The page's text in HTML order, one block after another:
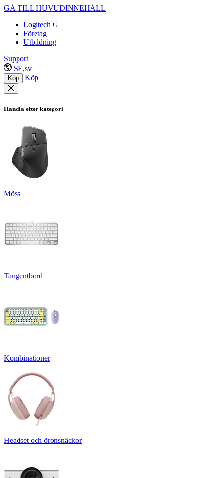
GÅ TILL HUVUDINNEHÅLL
Logitech G
Företag
Utbildning
Support
SE,sv
Köp Köp
Handla efter kategori
Möss
Tangentbord
Kombinationer
Headset och öronsnäckor